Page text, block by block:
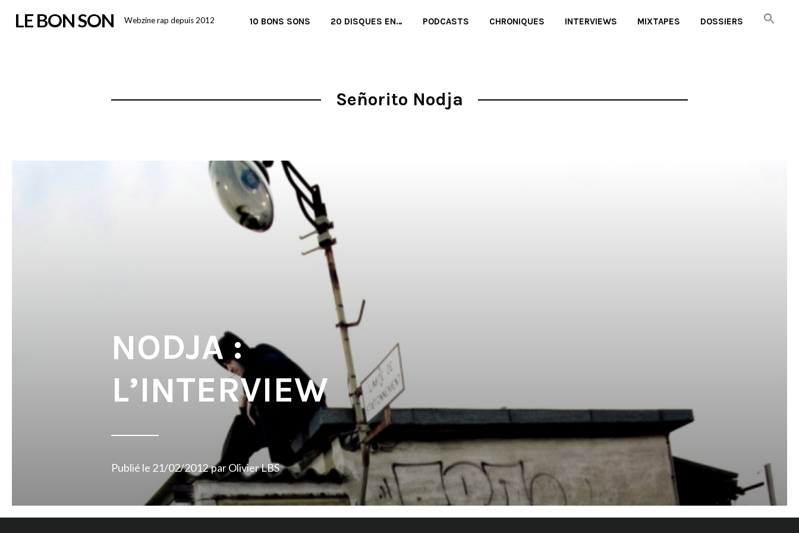
LE BON SON Webzine rap depuis 2012 10 BONS SONS 20 DISQUES EN… PODCASTS CHRONIQUES INTERVIEWS MIXTAPES DOSSIERS
Señorito Nodja
NODJA :
L’INTERVIEW
Publié le 21/02/2012 parOlivier LBS